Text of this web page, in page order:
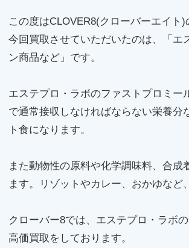
この度はCLOVER8(クローバーエイト
今回買取させていただいたのは、「エ
ン商品など」です。
エステプロ・ラボのファストプロミ
で通常接収しなければならない栄養分
ト食になります。
また動物性の原料や化学調味料、合
ます。リゾットやカレー、おかゆなど
クローバー8では、エステプロ・ラボ
高価買取をしております。